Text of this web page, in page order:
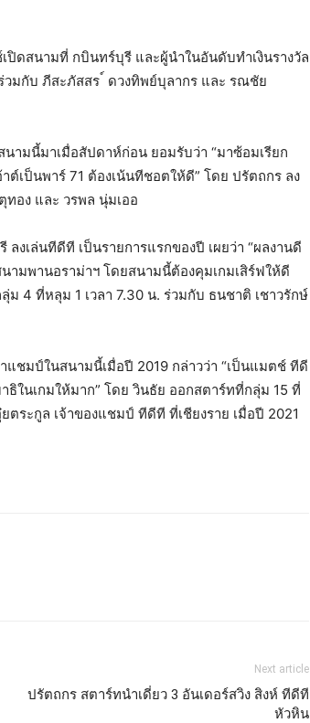
ดสนามที่ กบินทร์บุรี และผู้นำในอันดับทำเงินรางวัล
วมกับ ภีสะภัสสร ์ ดวงทิพย์บุลากร และ รณชัย
นามนี้มาเมื่อสัปดาห์ก่อน ยอมรับว่า “มาซ้อมเรียก
เป็นพาร์ 71 ต้องเน้นทีชอตให้ดี” โดย ปรัตถกร ลง
ทอง และ วรพล นุ่มเออ
เล่นทีดีที เป็นรายการแรกของปี เผยว่า “ผลงานดี
มพานอราม่าฯ โดยสนามนี้ต้องคุมเกมเสิร์ฟให้ดี
4 ที่หลุม 1 เวลา 7.30 น. ร่วมกับ ธนชาติ เชาวรักษ์
ชมป์ในสนามนี้เมื่อปี 2019 กล่าวว่า “เป็นแมตช์ ทีดี
ในเกมให้มาก” โดย วินธัย ออกสตาร์ทที่กลุ่ม 15 ที่
ระกูล เจ้าของแชมป์ ทีดีที ที่เชียงราย เมื่อปี 2021
Next article
ปรัตถกร สตาร์ทนำเดี่ยว 3 อันเดอร์สวิง สิงห์ ทีดีที
หัวหิน